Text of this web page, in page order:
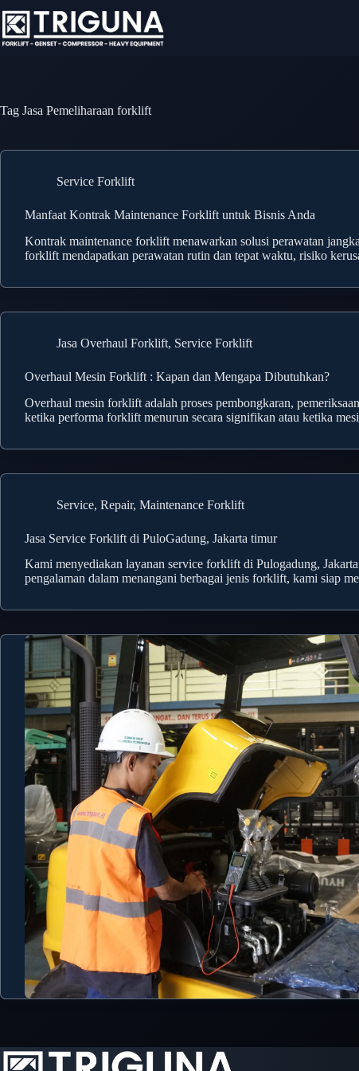
to
content
Tag Jasa Pemeliharaan forklift
Service Forklift
Manfaat Kontrak Maintenance Forklift untuk Bisnis Anda
Kontrak maintenance forklift menawarkan solusi perawatan
forklift mendapatkan perawatan rutin dan tepat waktu, risiko
Jasa Overhaul Forklift, Service Forklift
Overhaul Mesin Forklift : Kapan dan Mengapa Dibutuhkan?
Overhaul mesin forklift adalah proses pembongkaran,
ketika performa forklift menurun secara signifikan atau ketika
Service, Repair, Maintenance Forklift
Jasa Service Forklift di PuloGadung, Jakarta timur
Kami menyediakan layanan service forklift di Pulogadung,
pengalaman dalam menangani berbagai jenis forklift, kami siap